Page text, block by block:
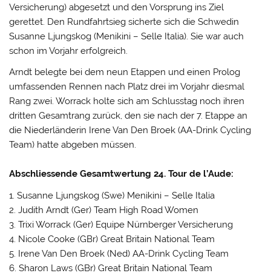
Versicherung) abgesetzt und den Vorsprung ins Ziel
gerettet. Den Rundfahrtsieg sicherte sich die Schwedin
Susanne Ljungskog (Menikini – Selle Italia). Sie war auch
schon im Vorjahr erfolgreich.
Arndt belegte bei dem neun Etappen und einen Prolog
umfassenden Rennen nach Platz drei im Vorjahr diesmal
Rang zwei. Worrack holte sich am Schlusstag noch ihren
dritten Gesamtrang zurück, den sie nach der 7. Etappe an
die Niederländerin Irene Van Den Broek (AA-Drink Cycling
Team) hatte abgeben müssen.
Abschliessende Gesamtwertung 24. Tour de l’Aude:
1. Susanne Ljungskog (Swe) Menikini – Selle Italia
2. Judith Arndt (Ger) Team High Road Women
3. Trixi Worrack (Ger) Equipe Nürnberger Versicherung
4. Nicole Cooke (GBr) Great Britain National Team
5. Irene Van Den Broek (Ned) AA-Drink Cycling Team
6. Sharon Laws (GBr) Great Britain National Team